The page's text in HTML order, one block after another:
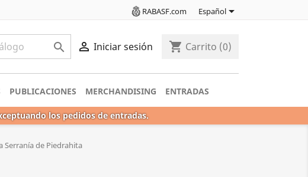
RABASF.com Español
  Iniciar sesión shopping_cart Carrito (0)
PUBLICACIONES MERCHANDISING ENTRADAS
los pedidos de entradas.
Serranía de Piedrahita